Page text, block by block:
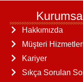
Hakkımızda
Müşteri
Kariyer
Sıkça Sorulan